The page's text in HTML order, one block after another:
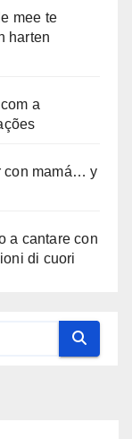
mee te
harten
a
con mamá… y
a cantare con
di cuori